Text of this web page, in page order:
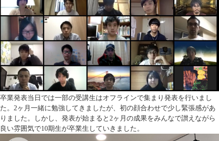
卒業発表当日では一部の受講生はオフラインで集まり発表を行いまし
た。2ヶ月一緒に勉強してきましたが、初の顔合わせで少し緊張感があ
りました。しかし、発表が始まると2ヶ月の成果をみんなで讃えながら
良い雰囲気で10期生が卒業生していきました。